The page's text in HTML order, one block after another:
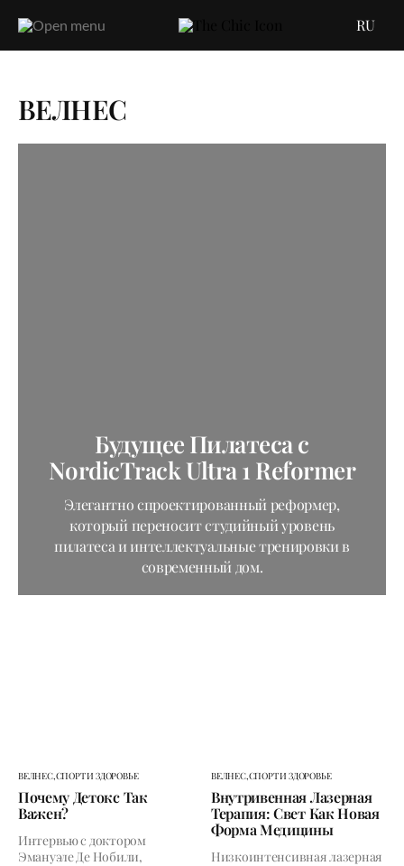
RU
ВЕЛНЕС
Будущее Пилатеса с
NordicTrack Ultra 1 Reformer
Элегантно спроектированный реформер,
который переносит студийный уровень
пилатеса и интеллектуальные тренировки в
современный дом.
ВЕЛНЕС,СПОРТ И ЗДОРОВЬЕ
Почему Детокс Так
Важен?
Интервью с доктором
Эмануэле Де Нобили,
ВЕЛНЕС,СПОРТ И ЗДОРОВЬЕ
Внутривенная Лазерная
Терапия: Свет Как Новая
Форма Медицины
Низкоинтенсивная лазерная